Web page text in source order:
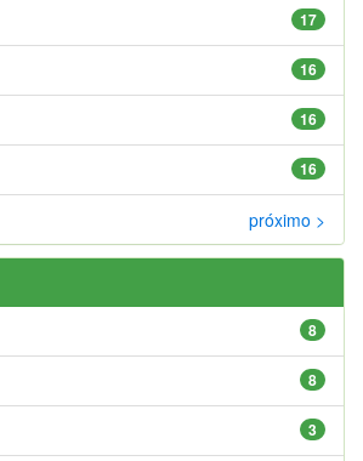
17
16
16
16
próximo >
8
8
3